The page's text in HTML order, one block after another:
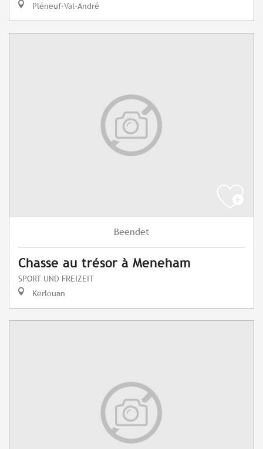
Pléneuf-Val-André
Beendet
Chasse au trésor à Meneham
SPORT UND FREIZEIT
Kerlouan